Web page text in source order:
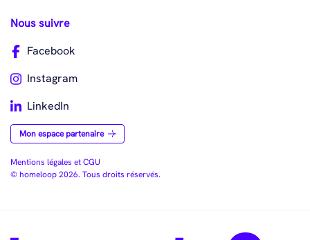
Nous suivre
Facebook
Instagram
LinkedIn
Mon espace partenaire
Mentions légales et CGU
© homeloop 2026. Tous droits réservés.